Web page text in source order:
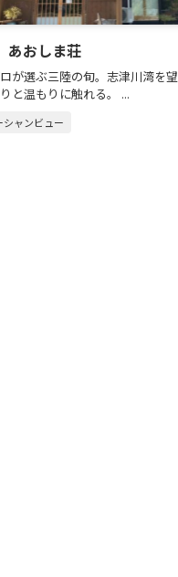
おしま荘
が選ぶ三陸の旬。志津川湾を
と温もりに触れる。 ...
シャンビュー